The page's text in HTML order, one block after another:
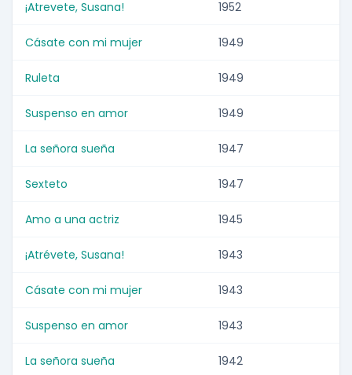
¡Atrevete, Susana! 1952
Cásate con mi mujer 1949
Ruleta 1949
Suspenso en amor 1949
La señora sueña 1947
Sexteto 1947
Amo a una actriz 1945
¡Atrévete, Susana! 1943
Cásate con mi mujer 1943
Suspenso en amor 1943
La señora sueña 1942